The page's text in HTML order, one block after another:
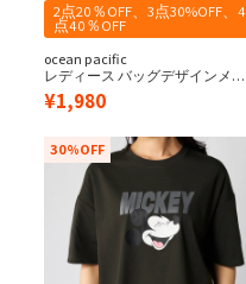
2点20％OFF、3点30%OFF、4
点40％OFF
ocean pacific
レディース バッグデザインメッ
セージ半袖Tシャツ
¥1,980
30%OFF